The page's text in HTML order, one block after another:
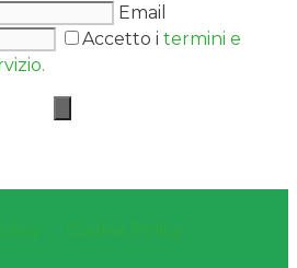
Email
Accetto i termini e
Cookie Policy